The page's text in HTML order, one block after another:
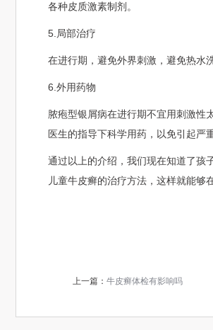
各种皮质激素制剂。
5.局部治疗
在进行期，避免外界刺激，避免热水
6.外用药物
脓疱型银屑病在进行期不宜用刺激性
医生的指导下科学用药，以免引起严
通过以上的介绍，我们现在知道了孩
儿童牛皮癣的治疗方法，这样就能够
上一篇： 牛皮癣体检有影响吗